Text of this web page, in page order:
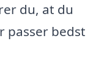
du, at du
passer bedst